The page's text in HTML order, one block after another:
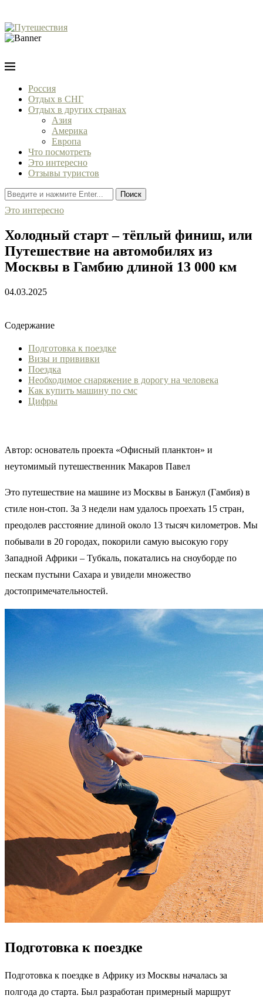
Россия
Отдых в СНГ
Отдых в других странах
Азия
Америка
Европа
Что посмотреть
Это интересно
Отзывы туристов
Поиск
Это интересно
Холодный старт – тёплый финиш, или
Путешествие на автомобилях из
Москвы в Гамбию длиной 13 000 км
04.03.2025
Содержание
Подготовка к поездке
Визы и прививки
Поездка
Необходимое снаряжение в дорогу на человека
Как купить машину по смс
Цифры
Автор: основатель проекта «Офисный планктон» и
неутомимый путешественник Макаров Павел
Это путешествие на машине из Москвы в Банжул (Гамбия) в
стиле нон-стоп. За 3 недели нам удалось проехать 15 стран,
преодолев расстояние длиной около 13 тысяч километров. Мы
побывали в 20 городах, покорили самую высокую гору
Западной Африки – Тубкаль, покатались на сноуборде по
пескам пустыни Сахара и увидели множество
достопримечательностей.
Подготовка к поездке
Подготовка к поездке в Африку из Москвы началась за
полгода до старта. Был разработан примерный маршрут